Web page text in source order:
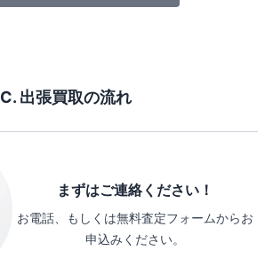
C. 出張買取の流れ
まずはご連絡ください！
お電話、もしくは無料査定フォームからお
申込みください。